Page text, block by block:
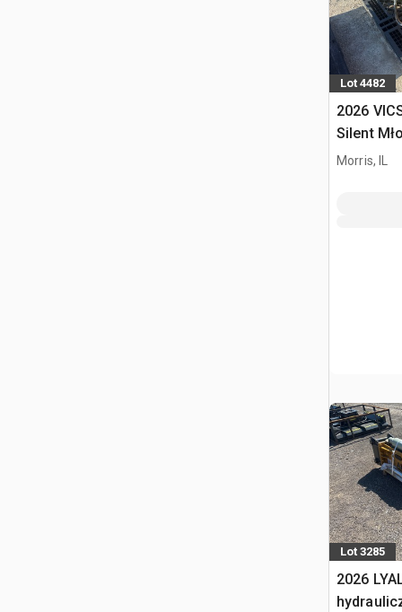
Lot 4482
2026
Silent
(Unused)
Morris, IL
Lot 3285
2026